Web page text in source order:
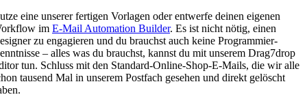
eine unserer fertigen Vorlagen oder entwerfe deinen eigenen
im E-Mail Automation Builder. Es ist nicht nötig, einen
zu engagieren und du brauchst auch keine Programmier-
– alles was du brauchst, kannst du mit unserem Drag7drop
tun. Schluss mit den Standard-Online-Shop-E-Mails, die wir alle
tausend Mal in unserem Postfach gesehen und direkt gelöscht